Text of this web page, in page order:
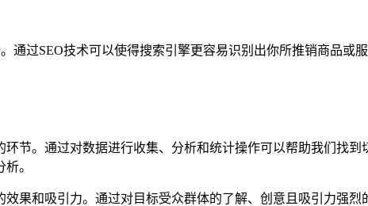
通过SEO技术可以使得搜索引擎更容易识别出你所推销商品或
节。通过对数据进行收集、分析和统计操作可以帮助我们找
。
果和吸引力。通过对目标受众群体的了解、创意且吸引力强